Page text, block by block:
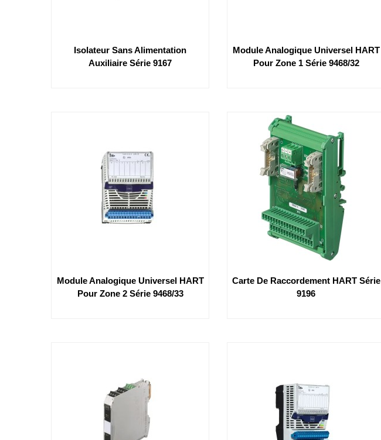
Isolateur Sans Alimentation
Auxiliaire Série 9167
Module Analogique Universel HART
Pour Zone 1 Série 9468/32
Module Analogique Universel HART
Pour Zone 2 Série 9468/33
Carte De Raccordement HART Série
9196